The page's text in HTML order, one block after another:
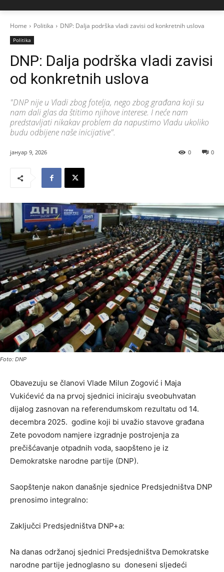
Home Politika DNP: Dalja podrška vladi zavisi od konkretnih uslova
Politika
DNP: Dalja podrška vladi zavisi
od konkretnih uslova
"DNP nije u Vladi zbog fotelja, nego zbog građana koji su
nam dali glas da štitimo njihove interese. I neće nam
predstavljati nikakav problem da napustimo Vladu ukoliko
budu odbijene naše inicijative".
јануар 9, 2026 0
0
Foto: DNP
Obavezuju se članovi Vlade Milun Zogović i Maja
Vukićević da na prvoj sjednici iniciraju sveobuhvatan
dijalog zasnovan na referendumskom rezultatu od 14.
decembra 2025. godine koji bi uvažio stavove građana
Zete povodom namjere izgradnje postrojenja za
prečišćavanje otpadnih voda, saopšteno je iz
Demokratske narodne partije (DNP).
Saopštenje nakon današnje sjednice Predsjedništva DNP
prenosimo integralno:
Zaključci Predsjedništva DNP+a:
Na danas održanoj sjednici Predsjedništva Demokratske
narodne partije jednoglasno su doneseni sljedeći